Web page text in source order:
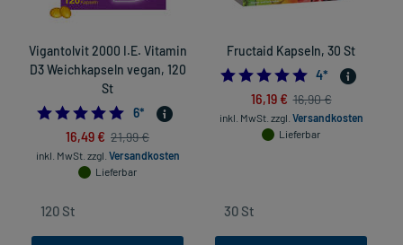
Vigantolvit 2000 I.E. Vitamin
D3 Weichkapseln vegan, 120
St
4.833333333333333
6*
16,49 € 21,99 €
inkl. MwSt. zzgl. Versandkosten
Lieferbar
Fructaid Kapseln, 30 St
5.0
4*
16,19 € 16,90 €
inkl. MwSt. zzgl. Versandkosten
Lieferbar